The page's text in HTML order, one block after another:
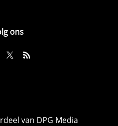
ons
van DPG Media